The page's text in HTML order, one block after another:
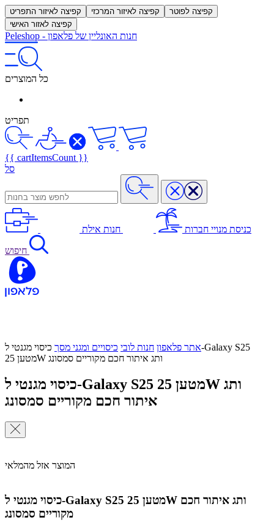
קפיצה לאיזור התפריט קפיצה לאיזור המרכזי
קפיצה לפוטר
קפיצה לאזור האישי
Peleshop - חנות האונליין של פלאפון
כל המוצרים
תפריט
{{ cartItemsCount }}
סל
כניסת מנויי חברות חנות אילת
חיפוש
אתר פלאפון חנות לובי כיסויים ומגני מסך כיסוי מגנטי ל-Galaxy S25
מטען 25W ותג איתור חכם מקוריים סמסונג
כיסוי מגנטי ל-Galaxy S25 מטען 25W ותג
איתור חכם מקוריים סמסונג
המוצר אזל מהמלאי
כיסוי מגנטי ל-Galaxy S25 מטען 25W ותג איתור חכם
מקוריים סמסונג